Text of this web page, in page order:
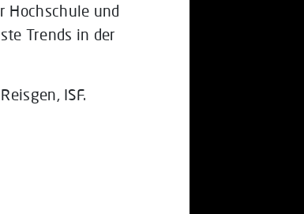
Hochschule und
Trends in der
ISF.